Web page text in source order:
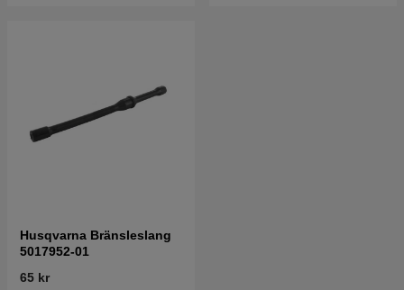
Husqvarna Bränsleslang
5017952-01
65 kr